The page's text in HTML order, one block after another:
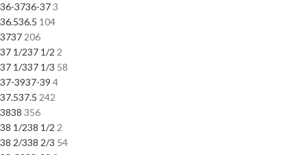
36-3736-373
36.536.5 104
3737 206
37 1/237 1/2 2
37 1/337 1/3 58
37-3937-39 4
37.537.5 242
3838 356
38 1/238 1/2 2
38 2/338 2/3 54